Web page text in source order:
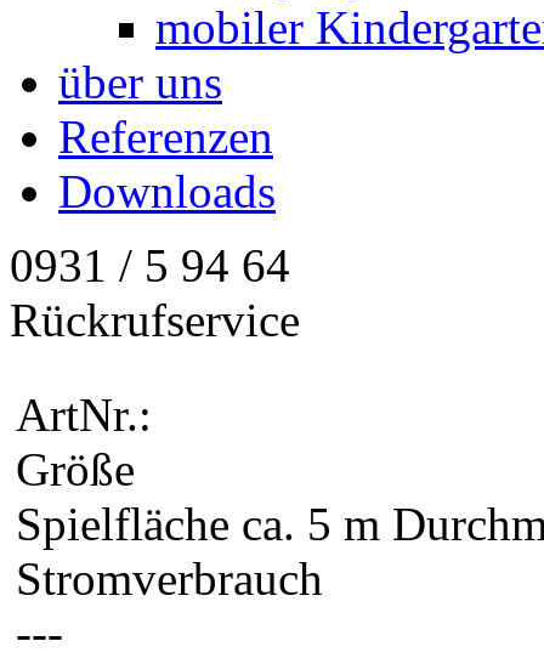
mobiler
über uns
Referenzen
Downloads
0931 / 5 94 64
Rückrufservice
ArtNr.:
Größe
Spielfläche ca. 5 m
Stromverbrauch
---